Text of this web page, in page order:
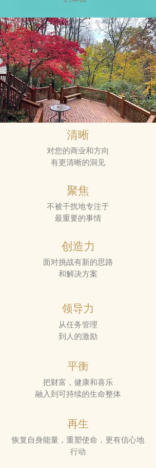
清晰
对您的商业和方向
有更清晰的洞见
聚焦
不被干扰地专注于
最重要的事情
创造力
面对挑战有新的思路
和解决方案
领导力
从任务管理
到人的激励
平衡
把财富，健康和喜乐
融入到可持续的生命整体
再生
恢复自身能量， 重塑使命，更有信心地
行动